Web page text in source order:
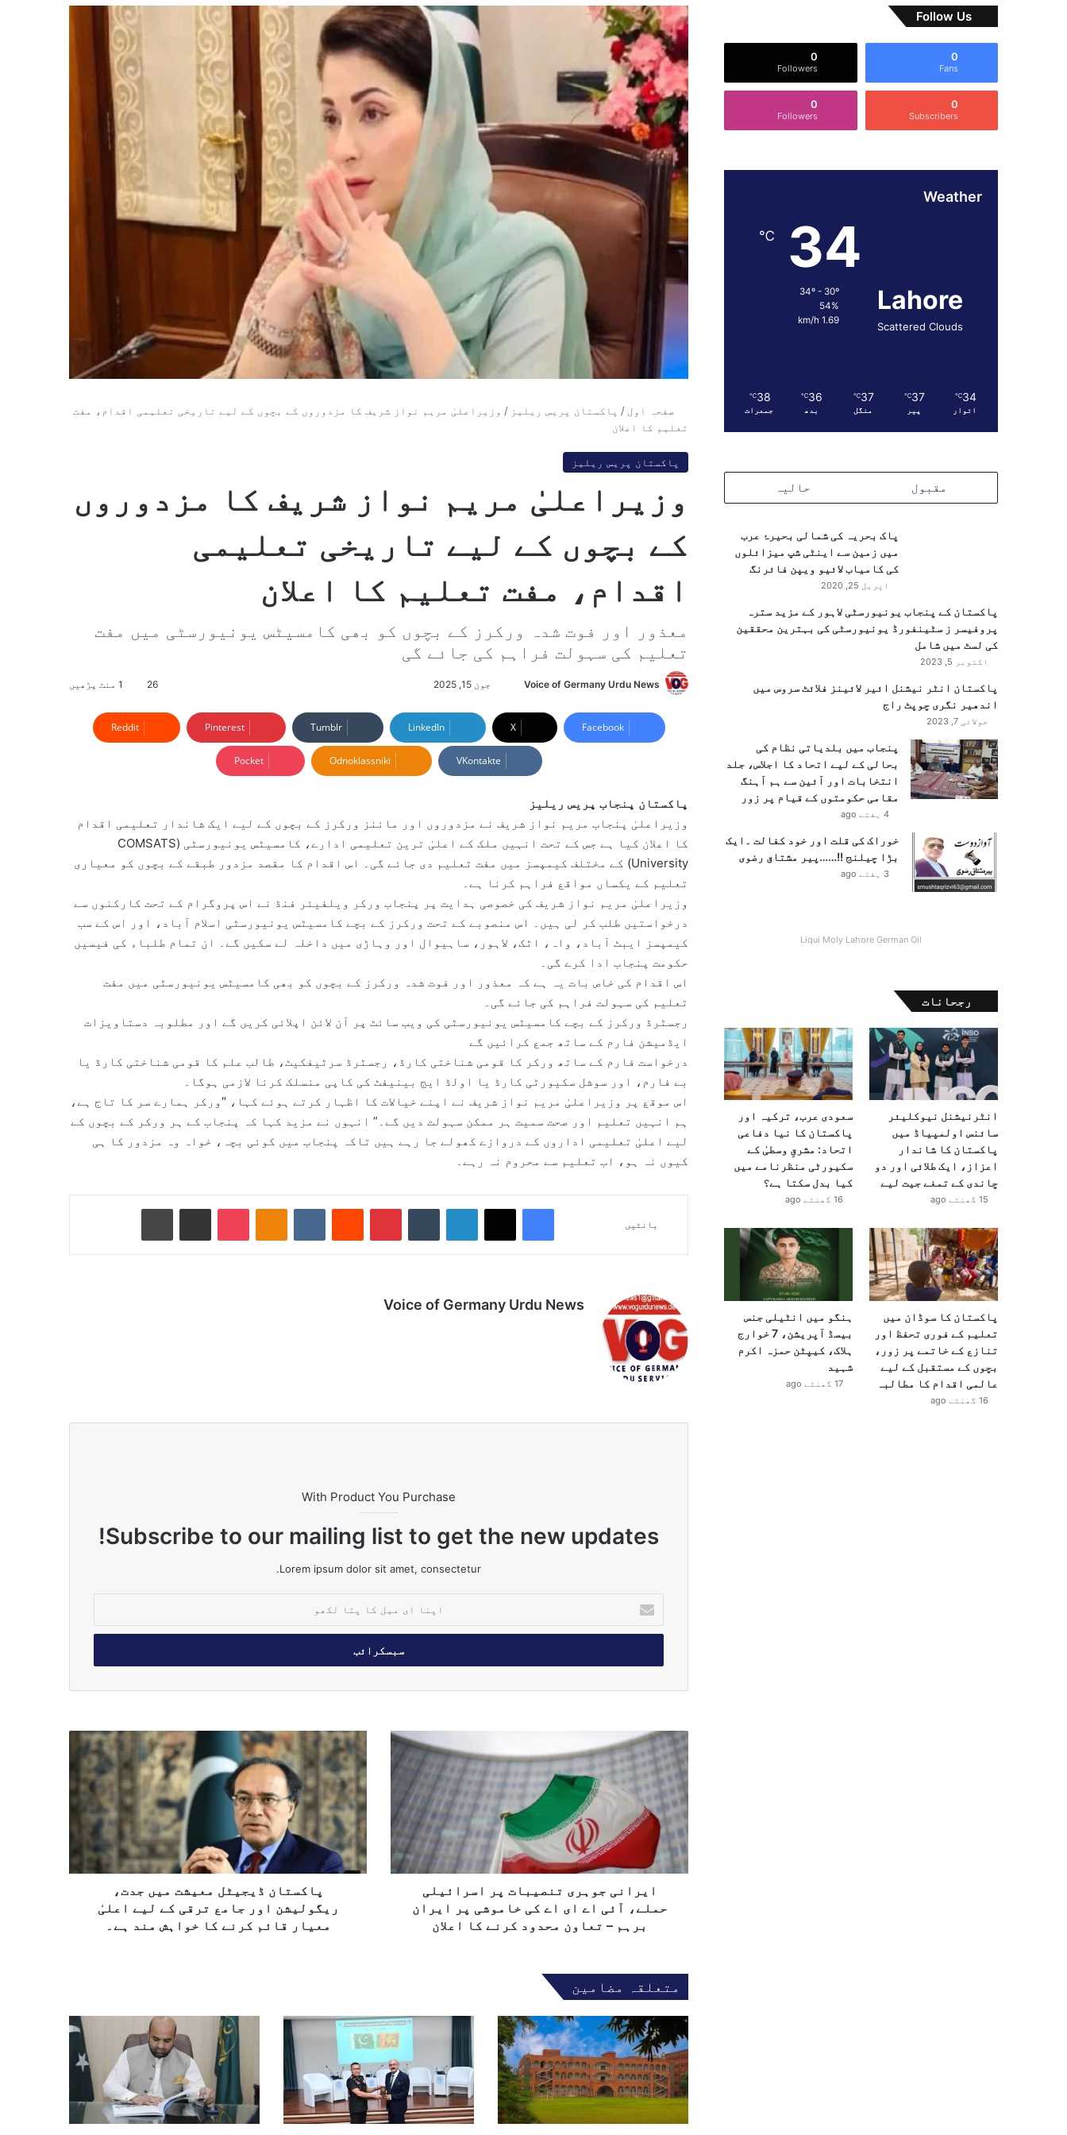
صفحہ اول / پاکستان پریس ریلیز / وزیراعلیٰ مریم نواز شریف کا مزدوروں کے بچوں کے لیے تاریخی تعلیمی اقدام، مفت
تعلیم کا اعلان
پاکستان پریس ریلیز
وزیراعلیٰ مریم نواز شریف کا مزدوروں
کے بچوں کے لیے تاریخی تعلیمی
اقدام، مفت تعلیم کا اعلان
معذور اور فوت شدہ ورکرز کے بچوں کو بھی کامسیٹس یونیورسٹی میں مفت
تعلیم کی سہولت فراہم کی جائے گی
Voice of Germany Urdu News
n
d
n
جون 15, 2025 26
Facebook
X
LinkedIn
Tumblr
Pinterest
Reddit
VKontakte
Odnoklassniki
Pocket
پاکستان پنجاب پریس ریلیز
وزیراعلیٰ پنجاب مریم نواز شریف نے مزدوروں اور مائنز ورکرز کے بچوں کے لیے ایک شاندار تعلیمی اقدام
کا اعلان کیا ہے جس کے تحت انہیں ملک کے اعلیٰ ترین تعلیمی ادارے، کامسیٹس یونیورسٹی (COMSATS
University) کے مختلف کیمپسز میں مفت تعلیم دی جائے گی۔ اس اقدام کا مقصد مزدور طبقے کے بچوں کو معیاری
تعلیم کے یکساں مواقع فراہم کرنا ہے۔
وزیراعلیٰ مریم نواز شریف کی خصوصی ہدایت پر پنجاب ورکر ویلفیئر فنڈ نے اس پروگرام کے تحت کارکنوں سے
درخواستیں طلب کر لی ہیں۔ اس منصوبے کے تحت ورکرز کے بچے کامسیٹس یونیورسٹی اسلام آباد، اور اس کے سب
کیمپسز ایبٹ آباد، واہ، اٹک، لاہور، ساہیوال اور وہاڑی میں داخلہ لے سکیں گے۔ ان تمام طلباء کی فیسیں
حکومت پنجاب ادا کرے گی۔
اس اقدام کی خاص بات یہ ہے کہ معذور اور فوت شدہ ورکرز کے بچوں کو بھی کامسیٹس یونیورسٹی میں مفت
تعلیم کی سہولت فراہم کی جائے گی۔
رجسٹرڈ ورکرز کے بچے کامسیٹس یونیورسٹی کی ویب سائٹ پر آن لائن اپلائی کریں گے اور مطلوبہ دستاویزات
ایڈمیشن فارم کے ساتھ جمع کرائیں گے
درخواست فارم کے ساتھ ورکر کا قومی شناختی کارڈ، رجسٹرڈ سرٹیفکیٹ، طالب علم کا قومی شناختی کارڈ یا
بے فارم، اور سوشل سکیورٹی کارڈ یا اولڈ ایج بینیفٹ کی کاپی منسلک کرنا لازمی ہوگا۔
اس موقع پر وزیراعلیٰ مریم نواز شریف نے اپنے خیالات کا اظہار کرتے ہوئے کہا، "ورکر ہمارے سر کا تاج ہے،
ہم انہیں تعلیم اور صحت سمیت ہر ممکن سہولت دیں گے۔” انہوں نے مزید کہا کہ پنجاب کے ہر ورکر کے بچوں کے
لیے اعلیٰ تعلیمی اداروں کے دروازے کھولے جا رہے ہیں تاکہ پنجاب میں کوئی بچہ، خواہ وہ مزدور کا ہی
کیوں نہ ہو، اب تعلیم سے محروم نہ رہے۔
بانٹیں
X
LinkedIn
VKontakte ای میل کے ذریعے شیئر کریں
Voice of Germany Urdu News
With Product You Purchase
Subscribe to our mailing list to get the new updates!
Lorem ipsum dolor sit amet, consectetur.
ن
ا
ل
ک
ا
پ
ت
ا
ل
ک
ھ
ا
ی
ر
ا
ن
ی
ج
و
ہ
ی
ت
پ
ر
ا
س
ر
ا
ایرانی جوہری تنصیبات پر اسرائیلی
حملے، آئی اے ای اے کی خاموشی پر ایران
برہم – تعاون محدود کرنے کا اعلان
پ
ا
ک
س
ت
ا
ن
ڈ
ی
ت
م
ں
ج
ت
پاکستان ڈیجیٹل معیشت میں جدت،
ریگولیشن اور جامع ترقی کے لیے اعلیٰ
معیار قائم کرنے کا خواہش مند ہے۔
متعلقہ مضامین
Follow Us
0
Fans
0
Followers
0
Subscribers
0
Followers
Weather
Lahore
Scattered Clouds
34
℃
54%
1.69 km/h
34
℃
اتوار
37
℃
پیر
37
℃
منگل
36
℃
بدھ
38
℃
جمعرات
مقبول حالیہ
پاک بحریہ کی شمالی بحیرۂ عرب
میں زمین سے اینٹی شپ میزائلوں
کی کامیاب لائیو ویپن فائرنگ
اپریل 25, 2020
پاکستان کے پنجاب یونیورسٹی لاہور کے مزید سترہ
پروفیسر ز سٹینفورڈ یونیورسٹی کی بہترین محققین
کی لسٹ میں شامل
اکتوبر 5, 2023
پاکستان انٹر نیشنل ائیر لائینز فلائٹ سروس میں
اندھیر نگری چوپٹ راج
جولائی 7, 2023
پنجاب میں بلدیاتی نظام کی
بحالی کے لیے اتحاد کا اجلاس، جلد
انتخابات اور آئین سے ہم آہنگ
مقامی حکومتوں کے قیام پر زور
4 ہفتے ago
خوراک کی قلت اور خود کفالت ۔ایک
بڑا چیلنج !!……پیر مشتاق رضوی
3 ہفتے ago
Liqui Moly Lahore German Oil
رجحانات
انٹرنیشنل نیوکلیئر
سائنس اولمپیاڈ میں
پاکستان کا شاندار
اعزاز، ایک طلائی اور دو
چاندی کے تمغے جیت لیے
15 گھنٹے ago
سعودی عرب، ترکیہ اور
پاکستان کا نیا دفاعی
اتحاد: مشرقِ وسطیٰ کے
سکیورٹی منظرنامے میں
کیا بدل سکتا ہے؟
16 گھنٹے ago
پاکستان کا سوڈان میں
تعلیم کے فوری تحفظ اور
تنازع کے خاتمے پر زور،
بچوں کے مستقبل کے لیے
عالمی اقدام کا مطالبہ
16 گھنٹے ago
ہنگو میں انٹیلی جنس
بیسڈ آپریشن، 7 خوارج
ہلاک، کیپٹن حمزہ اکرم
شہید
17 گھنٹے ago